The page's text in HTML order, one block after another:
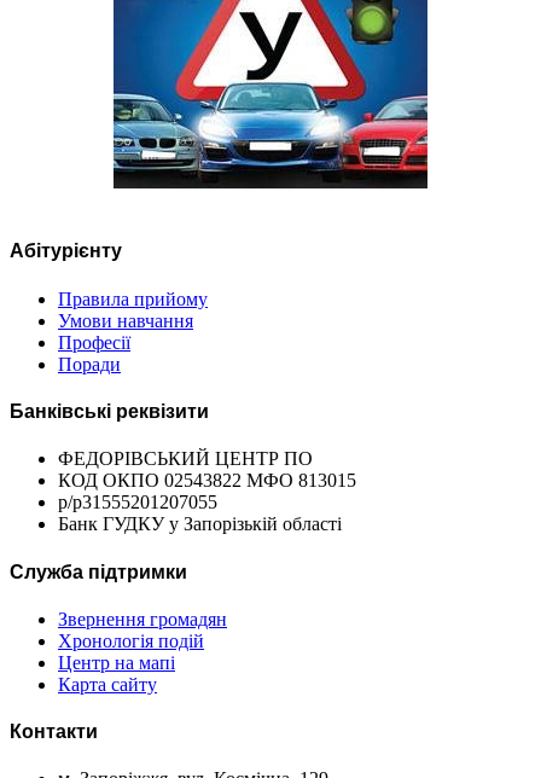
Абітурієнту
Правила прийому
Умови навчання
Професії
Поради
Банківські реквізити
ФЕДОРІВСЬКИЙ ЦЕНТР ПО
КОД ОКПО 02543822 МФО 813015
р/р31555201207055
Банк ГУДКУ у Запорізькій області
Служба підтримки
Звернення громадян
Хронологія подій
Центр на мапі
Карта сайту
Контакти